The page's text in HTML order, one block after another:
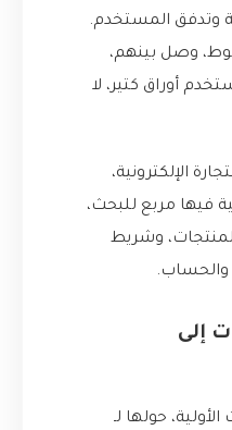
وتدفق المستخدم.
وصل بينهم،
أوراق كتير، لا
الإلكترونية،
مربع للبحث،
وشريط
والحساب.
إلى
حولها لـ